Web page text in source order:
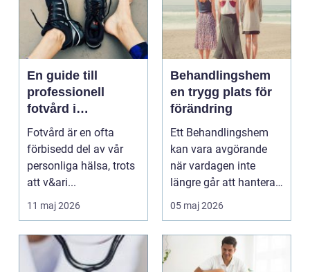
En guide till
professionell
fotvård i
Helsingborg
Fotvård är en ofta
förbisedd del av vår
personliga hälsa, trots
att v&ari...
11 maj 2026
Behandlingshem
en trygg plats för
förändring
Ett Behandlingshem
kan vara avgörande
när vardagen inte
längre går att hantera
på egen hand. För
mån...
05 maj 2026